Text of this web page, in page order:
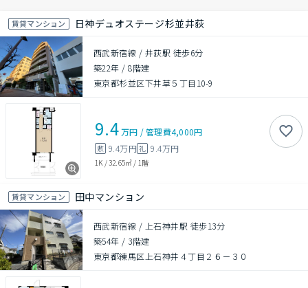
賃貸マンション 日神デュオステージ杉並井荻
西武新宿線 / 井荻駅 徒歩6分
築22年 /8階建
東京都杉並区下井草５丁目10-9
9.4万円 /管理費4,000円
敷 9.4万円礼 9.4万円
1K /32.65㎡ / 1階
賃貸マンション 田中マンション
西武新宿線 / 上石神井駅 徒歩13分
築54年 / 3階建
東京都練馬区上石神井４丁目２６－３０